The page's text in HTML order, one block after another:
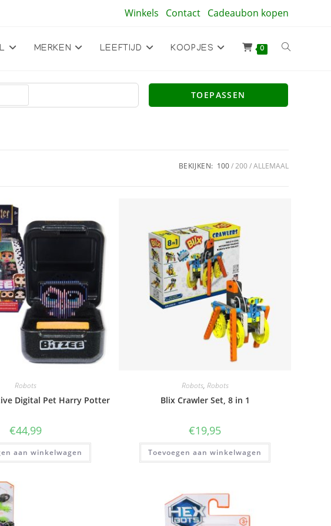
Winkels Contact Cadeaubon kopen
MERKEN LEEFTIJD KOOPJES 0 Toggle
TOEPASSEN
BEKIJKEN: 100 200 ALLEMAAL
Robots
Digital Pet Harry Potter
€44,99
aan winkelwagen
Robots, Robots
Blix Crawler Set, 8 in 1
€19,95
Toevoegen aan winkelwagen